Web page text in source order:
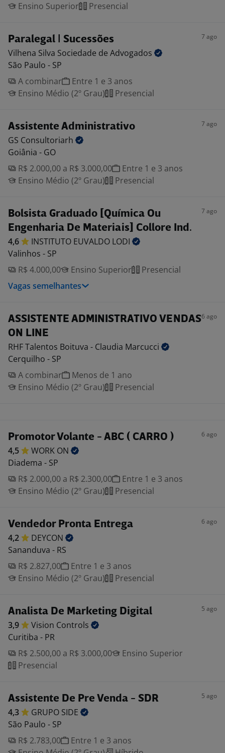
Ensino Superior
Presencial
Paralegal | Sucessões 7 ago
Vilhena Silva Sociedade de Advogados
São Paulo - SP
A combinar
Entre 1 e 3 anos
Ensino Médio (2º Grau)
Presencial
Assistente Administrativo 7 ago
GS Consultoriarh
Goiânia - GO
R$ 2.000,00 a R$ 3.000,00
Entre 1 e 3 anos
Ensino Médio (2º Grau)
Presencial
Bolsista Graduado [Química Ou
Engenharia De Materiais] Collore Ind.
7 ago
4,6 INSTITUTO EUVALDO LODI
Valinhos - SP
R$ 4.000,00
Ensino Superior
Presencial
Vagas semelhantes
ASSISTENTE ADMINISTRATIVO VENDAS
ON LINE
6 ago
RHF Talentos Boituva - Claudia Marcucci
Cerquilho - SP
A combinar
Menos de 1 ano
Ensino Médio (2º Grau)
Presencial
Promotor Volante - ABC ( CARRO ) 6 ago
4,5 WORK ON
Diadema - SP
R$ 2.000,00 a R$ 2.300,00
Entre 1 e 3 anos
Ensino Médio (2º Grau)
Presencial
Vendedor Pronta Entrega 6 ago
4,2
DEYCON
Sananduva - RS
R$ 2.827,00
Entre 1 e 3 anos
Ensino Médio (2º Grau)
Presencial
Analista De Marketing Digital 5 ago
3,9 Vision Controls
Curitiba - PR
R$ 2.500,00 a R$ 3.000,00
Ensino Superior
Presencial
Assistente De Pre Venda - SDR 5 ago
4,3 GRUPO SIDE
São Paulo - SP
R$ 2.783,00
Entre 1 e 3 anos